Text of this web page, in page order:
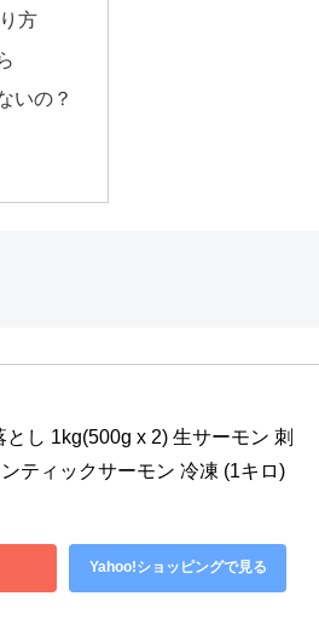
方
いの？
し 1kg(500g x 2) 生サーモン 刺
ティックサーモン 冷凍 (1キロ)
Yahoo!ショッピングで見る